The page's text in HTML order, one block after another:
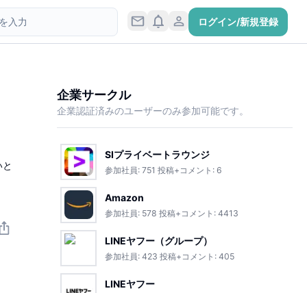
ログイン/新規登録
企業サークル
企業認証済みのユーザーのみ参加可能です。
SIプライベートラウンジ
参加社員: 751 投稿+コメント: 6
Amazon
参加社員: 578 投稿+コメント: 4413
LINEヤフー（グループ）
参加社員: 423 投稿+コメント: 405
LINEヤフー